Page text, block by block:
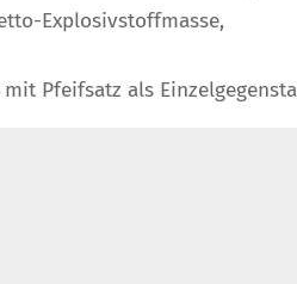
Explosivstoffmasse,
Pfeifsatz als